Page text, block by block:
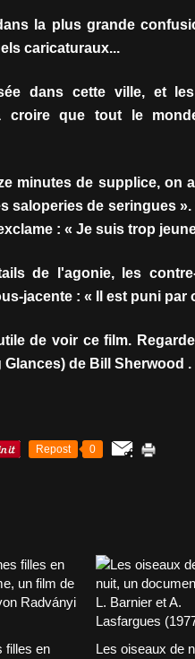
la plus grande
caricaturaux...
dans cette ville, et
croire que tout le
minutes de supplice, on
saloperies de seringues
: « Je suis trop
de l'agonie, les
jacente : « Il est puni par
de voir ce film.
Glances) de Bill Sherwood .
Repost 0
filles en
Les oiseaux de